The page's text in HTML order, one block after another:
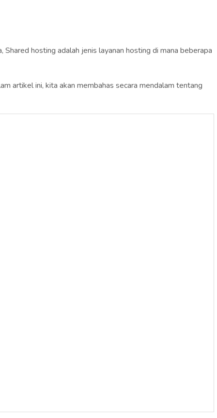
hosting adalah jenis layanan hosting di mana beberapa
artikel ini, kita akan membahas secara mendalam tentang